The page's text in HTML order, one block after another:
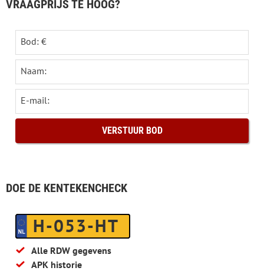
VRAAGPRIJS TE HOOG?
Bod: €
Naam:
E-mail:
DOE DE KENTEKENCHECK
H-053-HT
Alle RDW gegevens
APK historie